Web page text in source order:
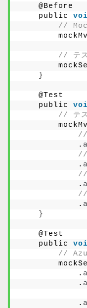
    @Before
    public
//
// テス
}
    @Test
    public
// テス
//
            .
//
            .
//
            .
//
            .
}
    @Test
    public
//
            .
            .
            .